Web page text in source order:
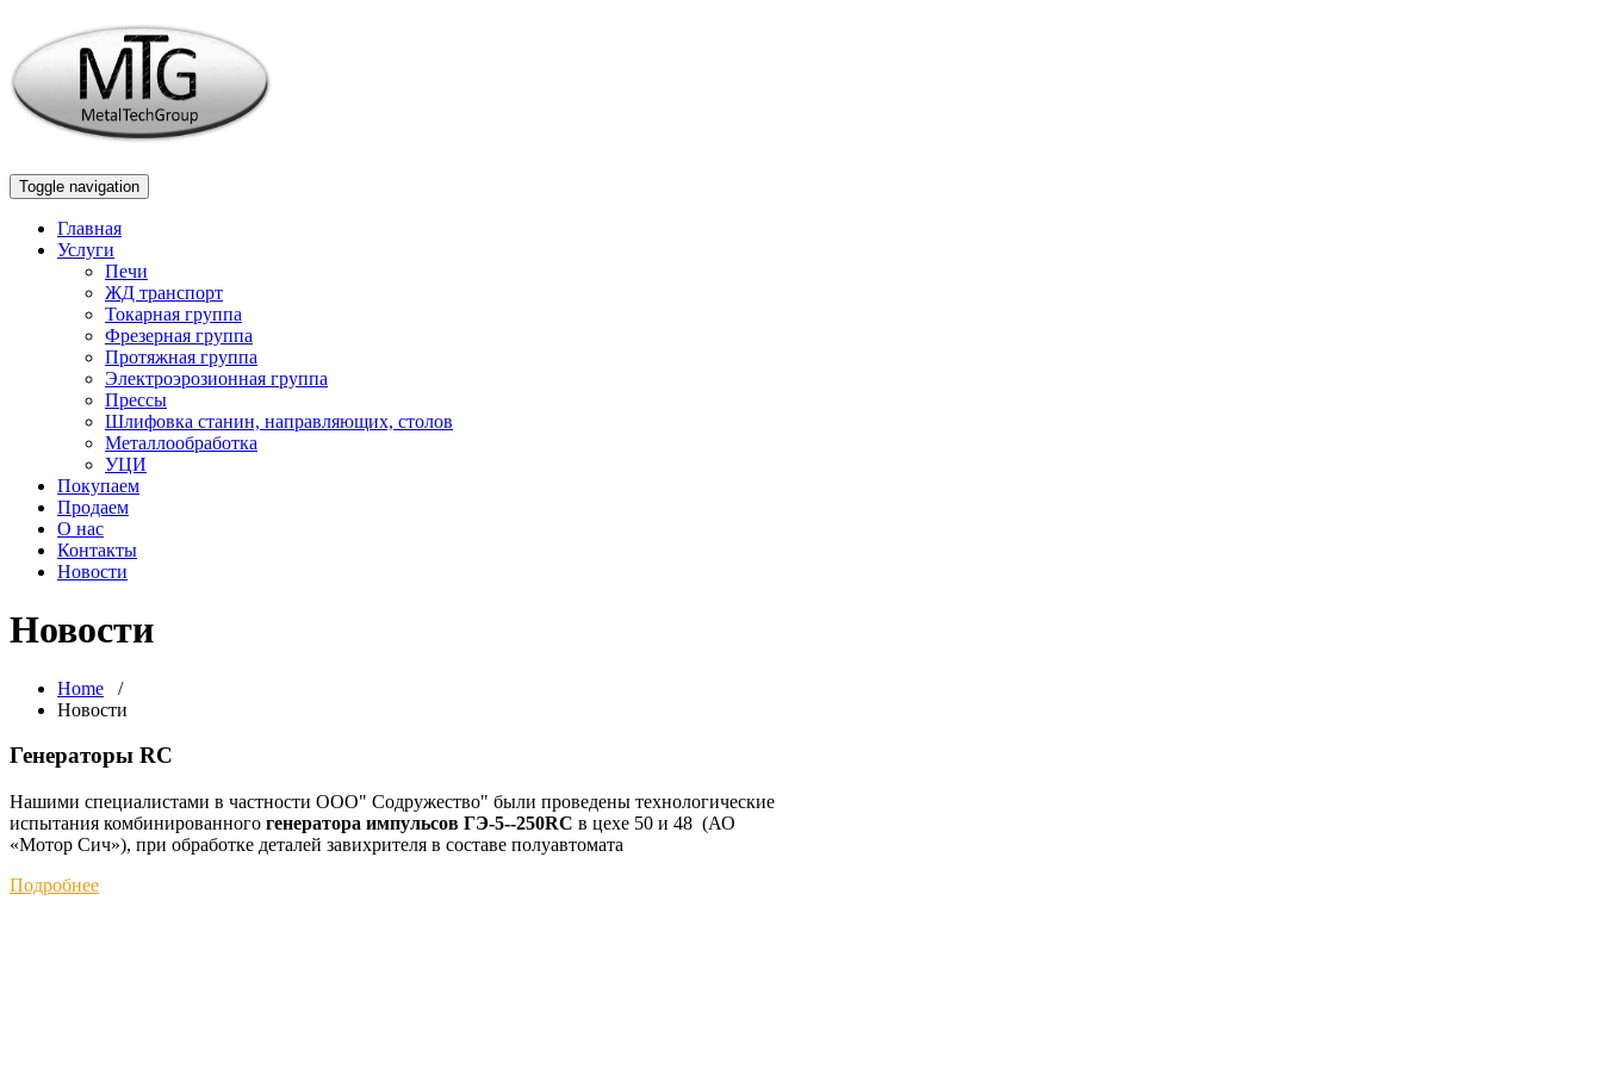
Toggle navigation
Главная
Услуги
Печи
ЖД транспорт
Токарная группа
Фрезерная группа
Протяжная группа
Электроэрозионная группа
Прессы
Шлифовка станин, направляющих, столов
Металлообработка
УЦИ
Покупаем
Продаем
О нас
Контакты
Новости
Новости
Home /
Новости
Генераторы RC
Нашими специалистами в частности ООО" Содружество" были проведены технологические
испытания комбинированного генератора импульсов ГЭ-5--250RC в цехе 50 и 48 (АО
«Мотор Сич»), при обработке деталей завихрителя в составе полуавтомата
Подробнее